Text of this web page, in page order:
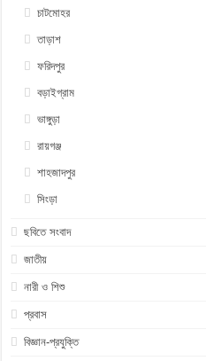
চাটমোহর
তাড়াশ
ফরিদপুর
বড়াইগ্রাম
ভাঙ্গুড়া
রায়গঞ্জ
শাহজাদপুর
সিংড়া
ছবিতে সংবাদ
জাতীয়
নারী ও শিশু
প্রবাস
বিজ্ঞান-প্রযুক্তি